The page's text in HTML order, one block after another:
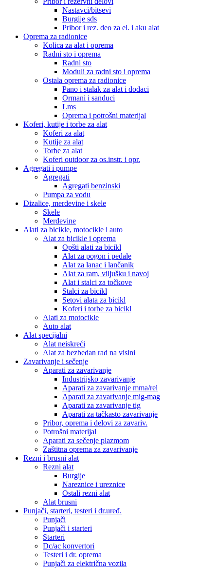
Nastavci/bitsevi
Burgije sds
Pribor i rez. deo za el. i aku alat
Oprema za radionice
Kolica za alat i oprema
Radni sto i oprema
Radni sto
Moduli za radni sto i oprema
Ostala oprema za radionice
Pano i stalak za alat i dodaci
Ormani i sanduci
Lms
Oprema i potrošni materijal
Koferi, kutije i torbe za alat
Koferi za alat
Kutije za alat
Torbe za alat
Koferi outdoor za os.instr. i opr.
Agregati i pumpe
Agregati
Agregati benzinski
Pumpa za vodu
Dizalice, merdevine i skele
Skele
Merdevine
Alati za bicikle, motocikle i auto
Alat za bicikle i oprema
Opšti alati za bicikl
Alat za pogon i pedale
Alat za lanac i lančanik
Alat za ram, viljušku i navoj
Alat i stalci za točkove
Stalci za bicikl
Setovi alata za bicikl
Koferi i torbe za bicikl
Alati za motocikle
Auto alat
Alat specijalni
Alat neiskreći
Alat za bezbedan rad na visini
Zavarivanje i sečenje
Aparati za zavarivanje
Industrijsko zavarivanje
Aparati za zavarivanje mma/rel
Aparati za zavarivanje mig-mag
Aparati za zavarivanje tig
Aparati za tačkasto zavarivanje
Pribor, oprema i delovi za zavariv.
Potrošni materijal
Aparati za sečenje plazmom
Zaštitna oprema za zavarivanje
Rezni i brusni alat
Rezni alat
Burgije
Nareznice i ureznice
Ostali rezni alat
Alat brusni
Punjači, starteri, testeri i dr.uređ.
Punjači
Punjači i starteri
Starteri
Dc/ac konvertori
Testeri i dr. oprema
Punjači za električna vozila